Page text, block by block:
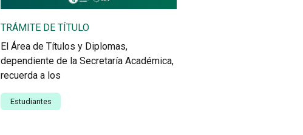
TRÁMITE DE TÍTULO
El Área de Títulos y Diplomas,
dependiente de la Secretaría Académica,
recuerda a los
Estudiantes